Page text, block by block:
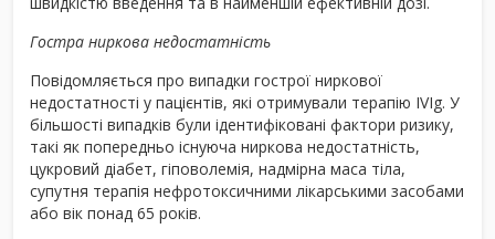
Гостра ниркова недостатність
Повідомляється про випадки гострої ниркової
недостатності у пацієнтів, які отримували терапію IVIg. У
більшості випадків були ідентифіковані фактори ризику,
такі як попередньо існуюча ниркова недостатність,
цукровий діабет, гіповолемія, надмірна маса тіла,
супутня терапія нефротоксичними лікарськими засобами
або вік понад 65 років.